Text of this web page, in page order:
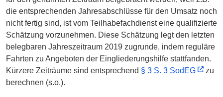
die entsprechenden Jahresabschlüsse für den Umsatz noch
nicht fertig sind, ist vom Teilhabefachdienst eine qualifizierte
Schätzung vorzunehmen. Diese Schätzung legt den letzten
belegbaren Jahreszeitraum 2019 zugrunde, indem reguläre
Fahrten zu Angeboten der Eingliederungshilfe stattfanden.
Kürzere Zeiträume sind entsprechend § 3 S. 3 SodEG
zu
berechnen (s.o.).